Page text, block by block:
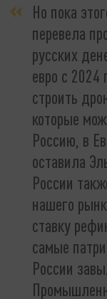
Но пока
перевела
русских
евро с 2024
строить
которые
Россию, в
оставила
России
нашего
ставку
самые
России